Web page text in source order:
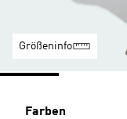
Größeninfo
Farben